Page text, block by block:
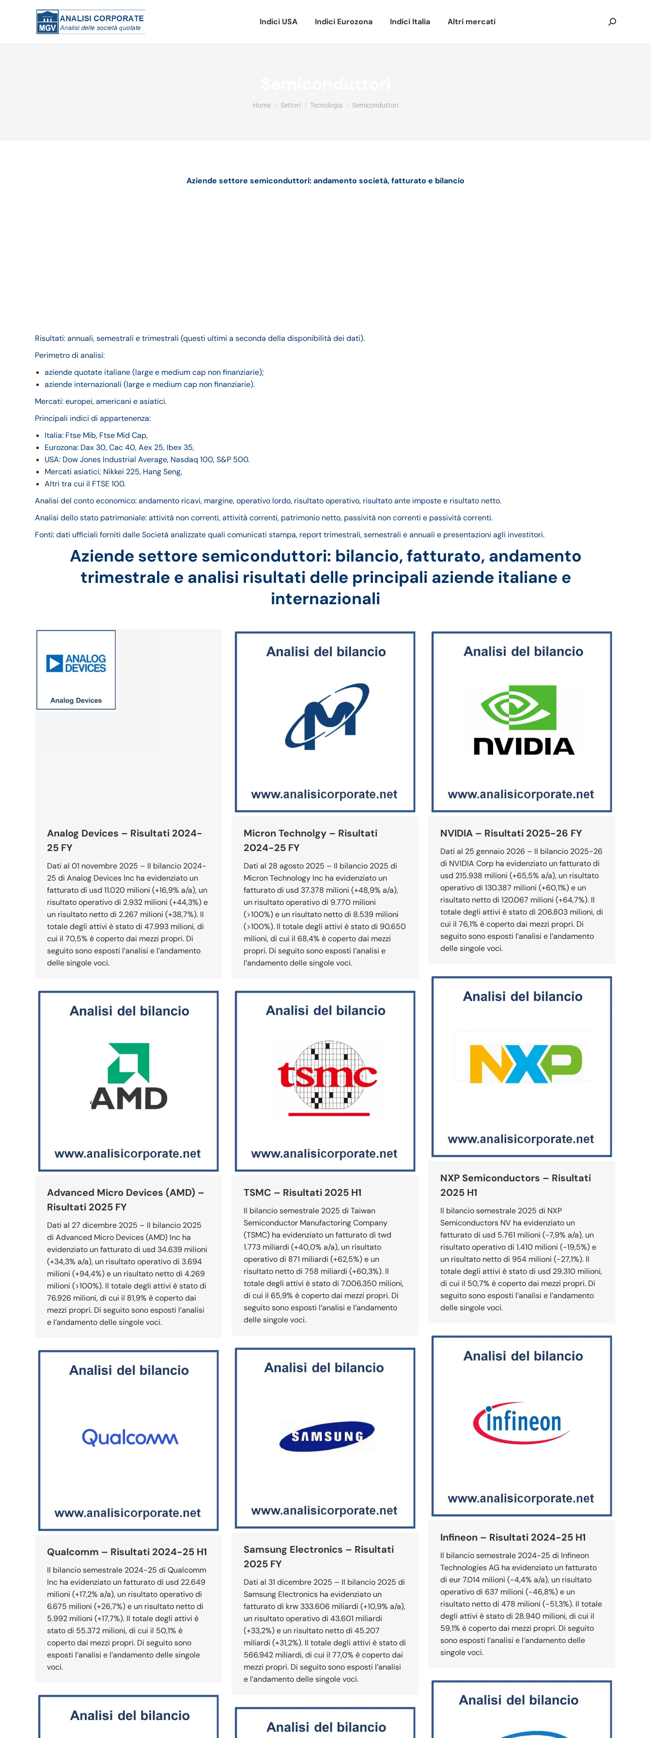
Indici USA Indici Eurozona Indici Italia Altri mercati Cerca:
Tu sei qui:
Home Settori Tecnologia Semiconduttori
Aziende settore semiconduttori: andamento società, fatturato e bilancio
Risultati: annuali, semestrali e trimestrali (questi ultimi a seconda della disponibilità dei dati).
Perimetro di analisi:
aziende quotate italiane (large e medium cap non finanziarie);
aziende internazionali (large e medium cap non finanziarie).
Mercati: europei, americani e asiatici.
Principali indici di appartenenza:
Italia: Ftse Mib, Ftse Mid Cap,
Eurozona: Dax 30, Cac 40, Aex 25, Ibex 35,
USA: Dow Jones Industrial Average, Nasdaq 100, S&P 500.
Mercati asiatici; Nikkei 225, Hang Seng,
Altri tra cui il FTSE 100.
Analisi del conto economico: andamento ricavi, margine, operativo lordo, risultato operativo, risultato ante imposte e risultato netto.
Analisi dello stato patrimoniale: attività non correnti, attività correnti, patrimonio netto, passività non correnti e passività correnti.
Fonti: dati ufficiali forniti dalle Società analizzate quali comunicati stampa, report trimestrali, semestrali e annuali e presentazioni agli investitori.
Aziende settore semiconduttori: bilancio, fatturato, andamento
trimestrale e analisi risultati delle principali aziende italiane e
internazionali
Analog Devices – Risultati 2024-
25 FY
Dati al 01 novembre 2025 – Il bilancio 2024-
25 di Analog Devices Inc ha evidenziato un
fatturato di usd 11.020 milioni (+16,9% a/a), un
risultato operativo di 2.932 milioni (+44,3%) e
un risultato netto di 2.267 milioni (+38,7%). Il
totale degli attivi è stato di 47.993 milioni, di
cui il 70,5% è coperto dai mezzi propri. Di
seguito sono esposti l’analisi e l’andamento
delle singole voci.
Micron Technolgy – Risultati
2024-25 FY
Dati al 28 agosto 2025 – Il bilancio 2025 di
Micron Technology Inc ha evidenziato un
fatturato di usd 37.378 milioni (+48,9% a/a),
un risultato operativo di 9.770 milioni
(>100%) e un risultato netto di 8.539 milioni
(>100%). Il totale degli attivi è stato di 90.650
milioni, di cui il 68,4% è coperto dai mezzi
propri. Di seguito sono esposti l’analisi e
l’andamento delle singole voci.
NVIDIA – Risultati 2025-26 FY
Dati al 25 gennaio 2026 – Il bilancio 2025-26
di NVIDIA Corp ha evidenziato un fatturato di
usd 215.938 milioni (+65,5% a/a), un risultato
operativo di 130.387 milioni (+60,1%) e un
risultato netto di 120.067 milioni (+64,7%). Il
totale degli attivi è stato di 206.803 milioni, di
cui il 76,1% è coperto dai mezzi propri. Di
seguito sono esposti l’analisi e l’andamento
delle singole voci.
NXP Semiconductors – Risultati
2025 H1
Il bilancio semestrale 2025 di NXP
Semiconductors NV ha evidenziato un
fatturato di usd 5.761 milioni (-7,9% a/a), un
risultato operativo di 1.410 milioni (-19,5%) e
un risultato netto di 954 milioni (-27,1%). Il
totale degli attivi è stato di usd 29.310 milioni,
di cui il 50,7% è coperto dai mezzi propri. Di
seguito sono esposti l’analisi e l’andamento
delle singole voci.
Advanced Micro Devices (AMD) –
Risultati 2025 FY
Dati al 27 dicembre 2025 – Il bilancio 2025
di Advanced Micro Devices (AMD) Inc ha
evidenziato un fatturato di usd 34.639 milioni
(+34,3% a/a), un risultato operativo di 3.694
milioni (+94,4%) e un risultato netto di 4.269
milioni (>100%). Il totale degli attivi è stato di
76.926 milioni, di cui il 81,9% è coperto dai
mezzi propri. Di seguito sono esposti l’analisi
e l’andamento delle singole voci.
TSMC – Risultati 2025 H1
Il bilancio semestrale 2025 di Taiwan
Semiconductor Manufactoring Company
(TSMC) ha evidenziato un fatturato di twd
1.773 miliardi (+40,0% a/a), un risultato
operativo di 871 miliardi (+62,5%) e un
risultato netto di 758 miliardi (+60,3%). Il
totale degli attivi è stato di 7.006.350 milioni,
di cui il 65,9% è coperto dai mezzi propri. Di
seguito sono esposti l’analisi e l’andamento
delle singole voci.
Infineon – Risultati 2024-25 H1
Il bilancio semestrale 2024-25 di Infineon
Technologies AG ha evidenziato un fatturato
di eur 7.014 milioni (-4,4% a/a), un risultato
operativo di 637 milioni (-46,8%) e un
risultato netto di 478 milioni (-51,3%). Il totale
degli attivi è stato di 28.940 milioni, di cui il
59,1% è coperto dai mezzi propri. Di seguito
sono esposti l’analisi e l’andamento delle
singole voci.
Samsung Electronics – Risultati
2025 FY
Dati al 31 dicembre 2025 – Il bilancio 2025 di
Samsung Electronics ha evidenziato un
fatturato di krw 333.606 miliardi (+10,9% a/a),
un risultato operativo di 43.601 miliardi
(+33,2%) e un risultato netto di 45.207
miliardi (+31,2%). Il totale degli attivi è stato di
566.942 miliardi, di cui il 77,0% è coperto dai
mezzi propri. Di seguito sono esposti l’analisi
e l’andamento delle singole voci.
Qualcomm – Risultati 2024-25 H1
Il bilancio semestrale 2024-25 di Qualcomm
Inc ha evidenziato un fatturato di usd 22.649
milioni (+17,2% a/a), un risultato operativo di
6.675 milioni (+26,7%) e un risultato netto di
5.992 milioni (+17,7%). Il totale degli attivi è
stato di 55.372 milioni, di cui il 50,1% è
coperto dai mezzi propri. Di seguito sono
esposti l’analisi e l’andamento delle singole
voci.